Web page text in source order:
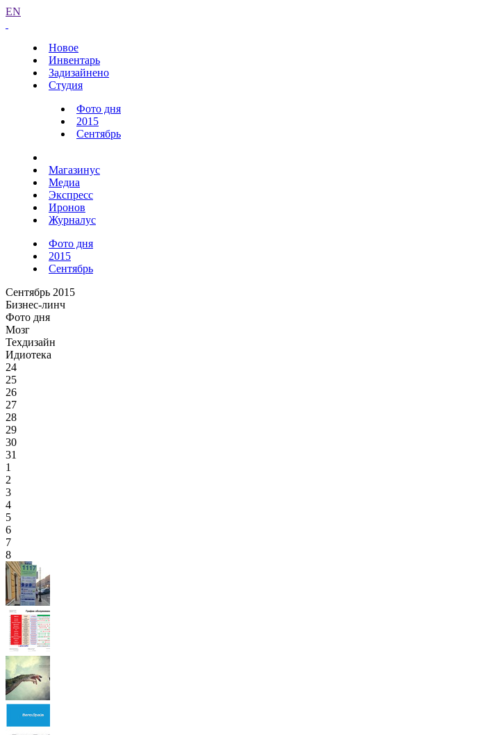
EN
Новое
Инвентарь
Задизайнено
Студия
Фото дня
2015
Сентябрь
Магазинус
Медиа
Экспресс
Иронов
Журналус
Фото дня
2015
Сентябрь
Сентябрь 2015
Бизнес-линч
Фото дня
Мозг
Техдизайн
Идиотека
24
25
26
27
28
29
30
31
1
2
3
4
5
6
7
8